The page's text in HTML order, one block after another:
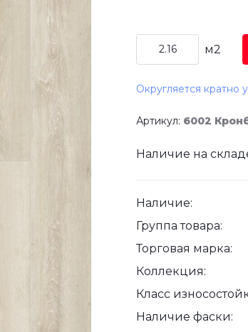
м2
Округляется кратно
Артикул: 6002
Наличие на
Наличие:
Группа товара:
Торговая марка:
Коллекция:
Класс
Наличие фаски: